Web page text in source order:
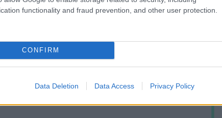
functionality and fraud prevention, and other user protection.
CONFIRM
Data Deletion Data Access Privacy Policy